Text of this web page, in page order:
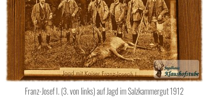
Franz-Josef I. (3. von links) auf Jagd im Salzkammergut 1912